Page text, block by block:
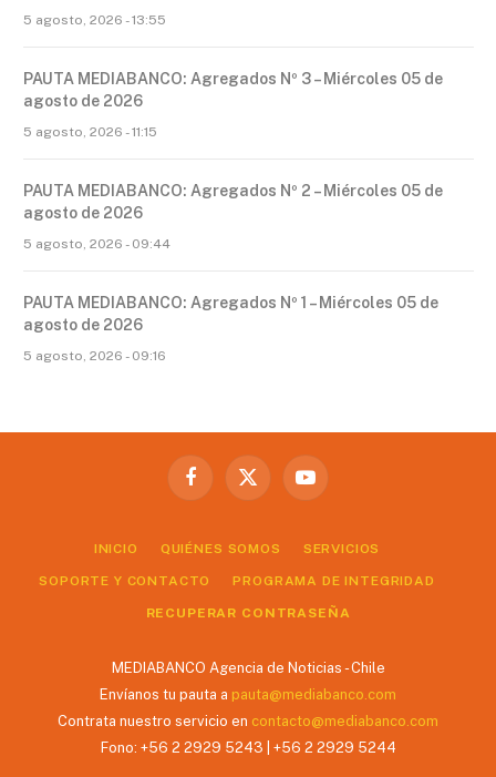
5 agosto, 2026 - 13:55
PAUTA MEDIABANCO: Agregados Nº 3 – Miércoles 05 de
agosto de 2026
5 agosto, 2026 - 11:15
PAUTA MEDIABANCO: Agregados Nº 2 – Miércoles 05 de
agosto de 2026
5 agosto, 2026 - 09:44
PAUTA MEDIABANCO: Agregados Nº 1 – Miércoles 05 de
agosto de 2026
5 agosto, 2026 - 09:16
Facebook
X
YouTube
INICIO QUIÉNES SOMOS SERVICIOS
SOPORTE Y CONTACTO PROGRAMA DE INTEGRIDAD
RECUPERAR CONTRASEÑA
MEDIABANCO Agencia de Noticias - Chile
Envíanos tu pauta a pauta@mediabanco.com
Contrata nuestro servicio en contacto@mediabanco.com
Fono: +56 2 2929 5243 | +56 2 2929 5244